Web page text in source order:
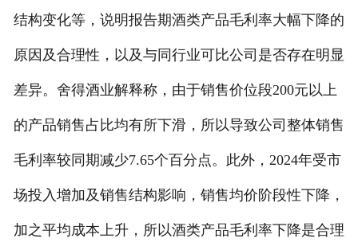
结构变化等，说明报告期酒类产品毛利率大幅下降的
原因及合理性，以及与同行业可比公司是否存在明显
差异。舍得酒业解释称，由于销售价位段200元以上
的产品销售占比均有所下滑，所以导致公司整体销售
毛利率较同期减少7.65个百分点。此外，2024年受市
场投入增加及销售结构影响，销售均价阶段性下降，
加之平均成本上升，所以酒类产品毛利率下降是合理